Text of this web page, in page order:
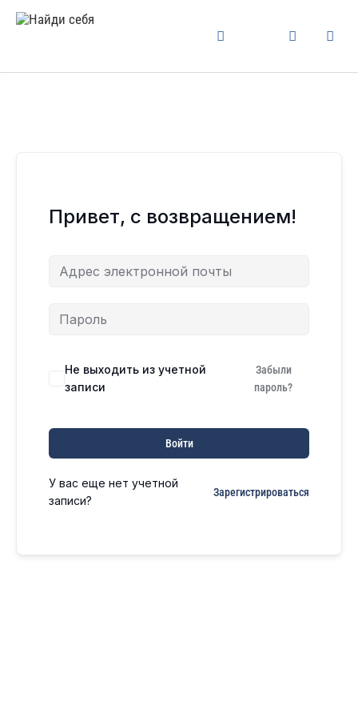
Привет, с возвращением!
Не выходить из учетной
записи
Забыли
пароль?
Войти
У вас еще нет учетной
записи?
Зарегистрироваться